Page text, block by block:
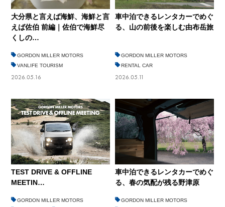
大分県と言えば海鮮、海鮮と言
えば佐伯 前編｜佐伯で海鮮尽
くしの…
GORDON MILLER MOTORS
VANLIFE TOURISM
2026.05.16
車中泊できるレンタカーでめぐ
る、山の前後を楽しむ由布岳旅
GORDON MILLER MOTORS
RENTAL CAR
2026.05.11
TEST DRIVE & OFFLINE
MEETIN…
GORDON MILLER MOTORS
車中泊できるレンタカーでめぐ
る、春の気配が残る野津原
GORDON MILLER MOTORS